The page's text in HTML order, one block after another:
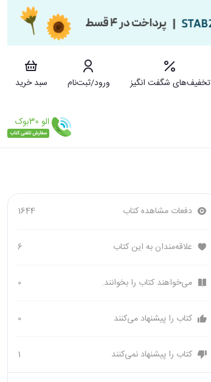
تخفیف‌های شگفت انگیز ورود/ثبت‌نام
سبد خرید
دفعات مشاهده کتاب 1644
علاقه‌مندان به این کتاب 6
می‌خواهند کتاب را بخوانند. 0
کتاب را پیشنهاد می‌کنند 0
کتاب را پیشنهاد نمی‌کنند 1